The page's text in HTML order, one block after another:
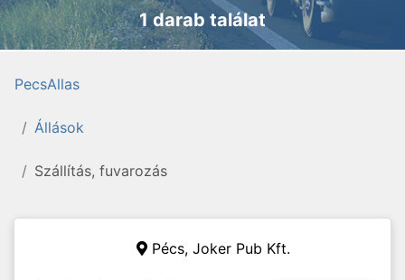
1 darab találat
PecsAllas
Állások
Szállítás, fuvarozás
Pécs, Joker Pub Kft.